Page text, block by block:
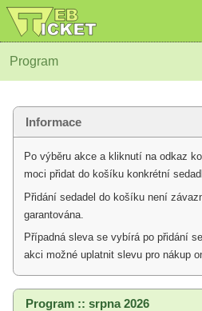
Program
Informace
Po výběru akce a kliknutí na odkaz
moci přidat do košíku konkrétní
Přidání sedadel do košíku není
garantována.
Případná sleva se vybírá po přidání
akci možné uplatnit slevu pro nákup
Program :: srpna 2026